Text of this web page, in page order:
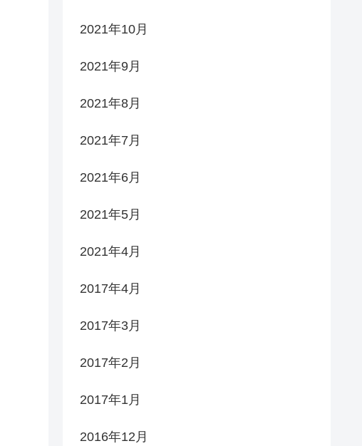
2021年10月
2021年9月
2021年8月
2021年7月
2021年6月
2021年5月
2021年4月
2017年4月
2017年3月
2017年2月
2017年1月
2016年12月